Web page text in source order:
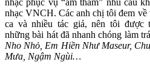
nhạc phục vụ “âm thầm” nhu cầu
nhạc VNCH. Các anh chị tôi đem về
ca và nhiều tác giả, nên tôi được
những bài hát đã nhanh chóng làm
Nho Nhỏ, Em Hiền Như Maseur,
Mưa, Ngậm Ngùi…